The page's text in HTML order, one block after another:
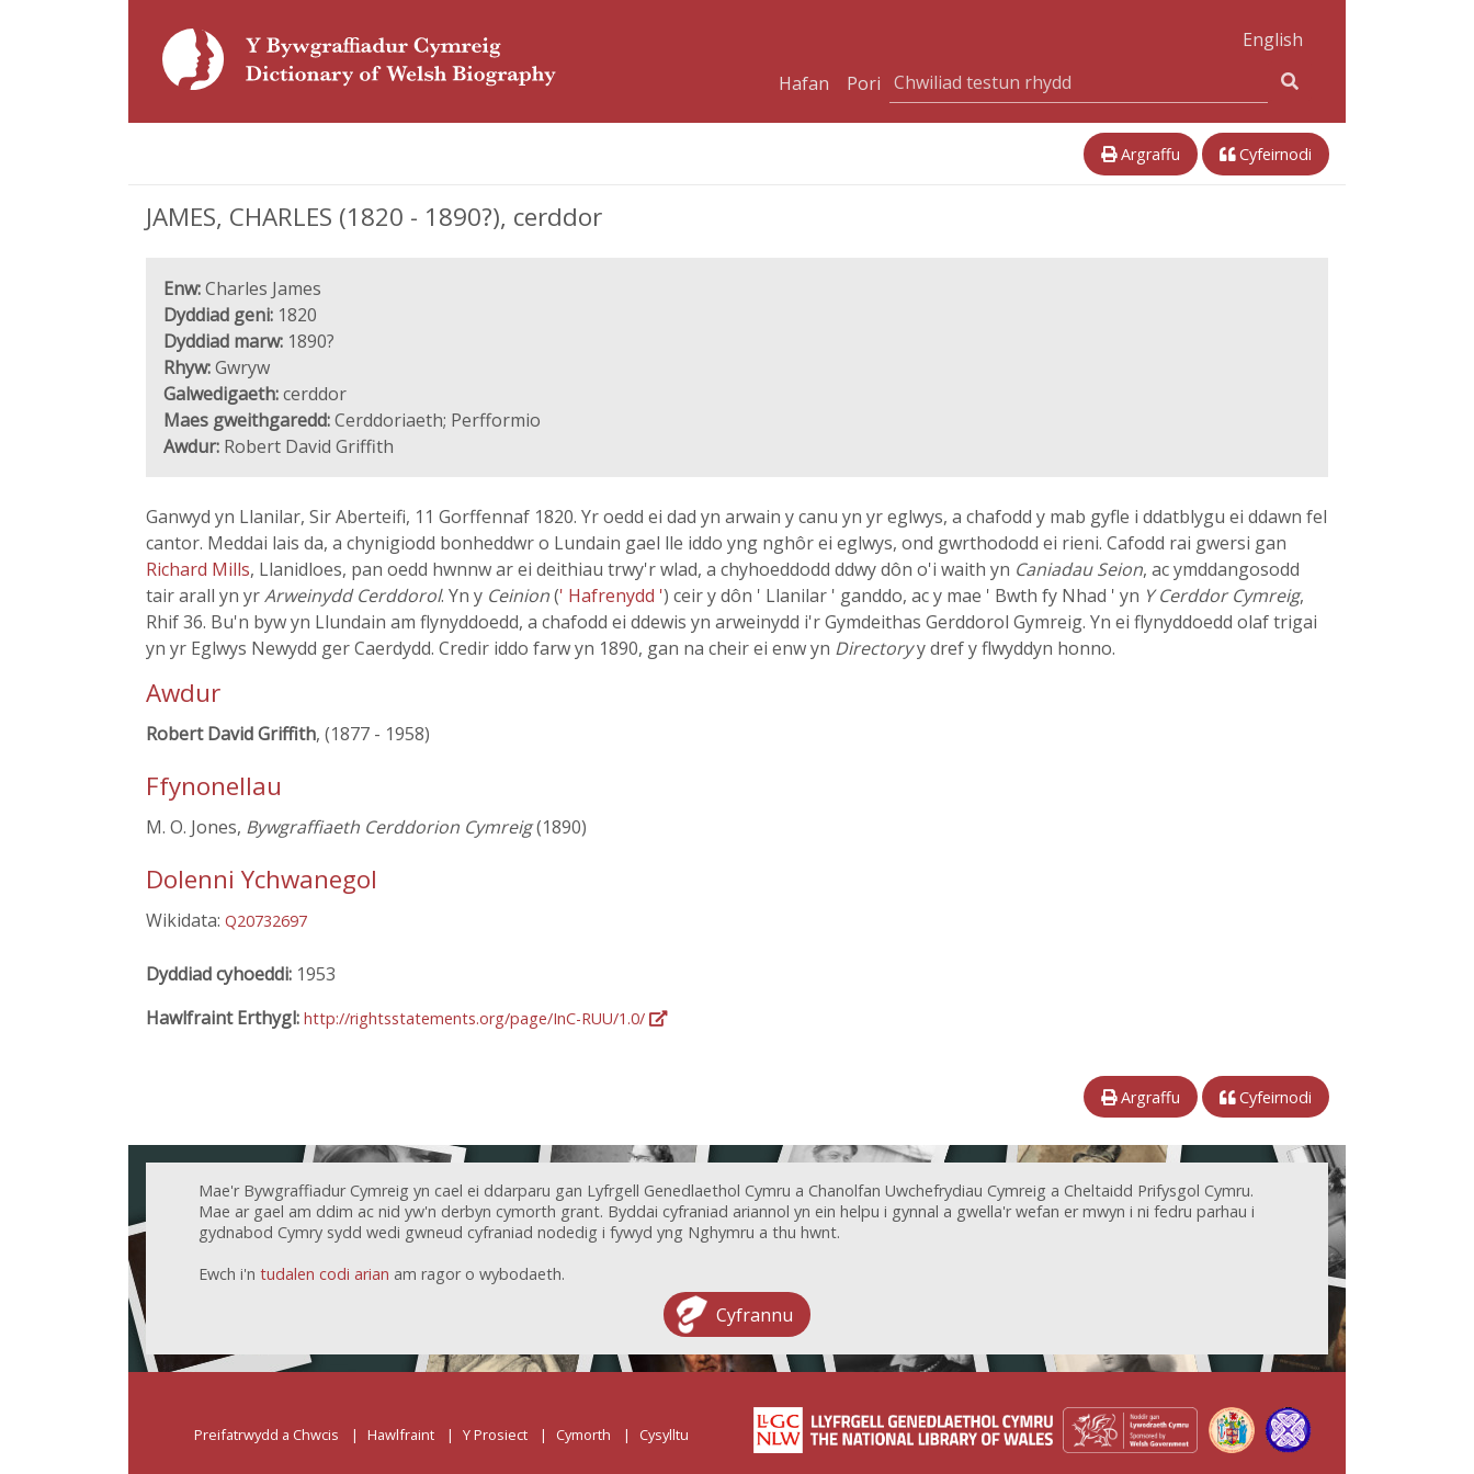
English
Hafan
Pori
Argraffu Cyfeirnodi
JAMES, CHARLES (1820 - 1890?), cerddor
Enw:Charles James
Dyddiad geni: 1820
Dyddiad marw: 1890?
Rhyw:Gwryw
Galwedigaeth:cerddor
Maes gweithgaredd:Cerddoriaeth; Perfformio
Awdur: Robert David Griffith
Ganwyd yn Llanilar, Sir Aberteifi, 11 Gorffennaf 1820. Yr oedd ei dad yn arwain y canu yn yr eglwys, a chafodd y mab gyfle i ddatblygu ei ddawn fel
cantor. Meddai lais da, a chynigiodd bonheddwr o Lundain gael lle iddo yng nghôr ei eglwys, ond gwrthododd ei rieni. Cafodd rai gwersi gan
Richard Mills, Llanidloes, pan oedd hwnnw ar ei deithiau trwy'r wlad, a chyhoeddodd ddwy dôn o'i waith yn Caniadau Seion, ac ymddangosodd
tair arall yn yrArweinydd Cerddorol. Yn y Ceinion(' Hafrenydd ') ceir y dôn ' Llanilar ' ganddo, ac y mae ' Bwth fy Nhad ' yn Y Cerddor Cymreig,
Rhif 36. Bu'n byw yn Llundain am flynyddoedd, a chafodd ei ddewis yn arweinydd i'r Gymdeithas Gerddorol Gymreig. Yn ei flynyddoedd olaf trigai
yn yr Eglwys Newydd ger Caerdydd. Credir iddo farw yn 1890, gan na cheir ei enw yn Directoryy dref y flwyddyn honno.
Awdur
Robert David Griffith, (1877 - 1958)
Ffynonellau
M. O. Jones, Bywgraffiaeth Cerddorion Cymreig(1890)
Dolenni Ychwanegol
Wikidata: Q20732697
Dyddiad cyhoeddi: 1953
Hawlfraint Erthygl: http://rightsstatements.org/page/InC-RUU/1.0/
Argraffu Cyfeirnodi
Mae'r Bywgraffiadur Cymreig yn cael ei ddarparu gan Lyfrgell Genedlaethol Cymru a Chanolfan Uwchefrydiau Cymreig a Cheltaidd Prifysgol Cymru.
Mae ar gael am ddim ac nid yw'n derbyn cymorth grant. Byddai cyfraniad ariannol yn ein helpu i gynnal a gwella'r wefan er mwyn i ni fedru parhau i
gydnabod Cymry sydd wedi gwneud cyfraniad nodedig i fywyd yng Nghymru a thu hwnt.
Ewch i'n tudalen codi arian am ragor o wybodaeth.
Cyfrannu
Preifatrwydd a Chwcis Hawlfraint Y Prosiect Cymorth Cysylltu